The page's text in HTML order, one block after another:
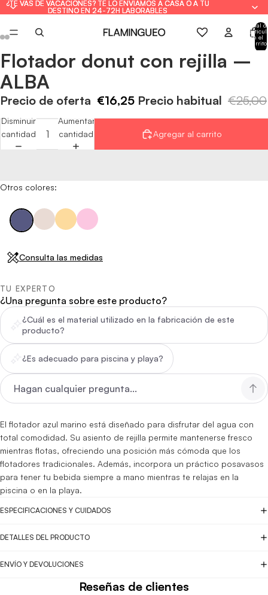
¿TE VAS DE VACACIONES? TE LO ENVIAMOS A CASA O A TU
DESTINO EN 24-72H LABORABLES
¿TE VAS DE VACACIONES? TE LO ENVIAMOS A CASA O A TU
DESTINO EN 24-72H LABORABLES
Total
en el
carrito:
Abrir
imagen
a
pantalla
Abrir
imagen
a
pantalla
Abrir
imagen
a
pantalla
Abrir
imagen
a
pantalla
Abrir
imagen
a
pantalla
Abrir
imagen
a
pantalla
Flotador donut con rejilla –
ALBA
Precio de oferta €16,25 Precio habitual €25,00
Disminuir
cantidad
Aumentar
cantidad
Agregar al carrito
Otros colores:
Consulta las medidas
TU EXPERTO
¿Una pregunta sobre este producto?
¿Cuál es el material utilizado en la fabricación de este
producto?
¿Es adecuado para piscina y playa?
El flotador azul marino está diseñado para disfrutar del agua con
total comodidad. Su asiento de rejilla permite mantenerse fresco
mientras flotas, ofreciendo una posición más cómoda que los
flotadores tradicionales. Además, incorpora un práctico posavasos
para tener tu bebida siempre a mano mientras te relajas en la
piscina o en la playa.
ESPECIFICACIONES Y CUIDADOS
DETALLES DEL PRODUCTO
ENVÍO Y DEVOLUCIONES
Reseñas de clientes